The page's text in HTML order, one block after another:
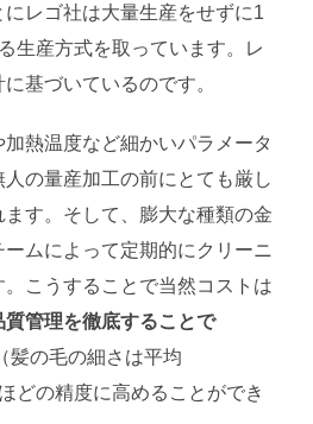
レゴ社は大量生産をせずに1
生産方式を取っています。レ
基づいているのです。
熱温度など細かいパラメータ
の量産加工の前にとても厳し
す。そして、膨大な種類の金
ムによって定期的にクリーニ
こうすることで当然コストは
質管理を徹底することで
（髪の毛の細さは平均
どの精度に高めることができ